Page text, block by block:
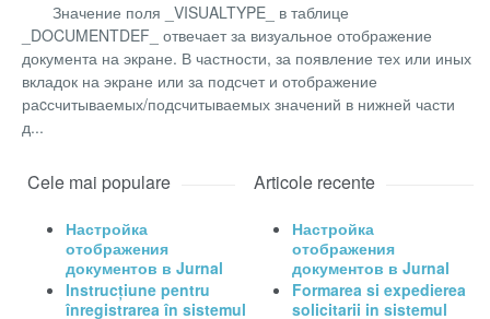
Значение поля _VISUALTYPE_ в таблице
_DOCUMENTDEF_ отвечает за визуальное отображение
документа на экране. В частности, за появление тех или иных
вкладок на экране или за подсчет и отображение
раcсчитываемых/подсчитываемых значений в нижней части
д...
Cele mai populare
Настройка
отображения
документов в Jurnal
Instrucțiune pentru
înregistrarea în sistemul
Articole recente
Настройка
отображения
документов в Jurnal
Formarea si expedierea
solicitarii in sistemul